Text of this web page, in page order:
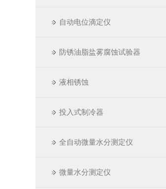
自动电位滴定仪
防锈油脂盐雾腐蚀试验器
液相锈蚀
投入式制冷器
全自动微量水分测定仪
微量水分测定仪